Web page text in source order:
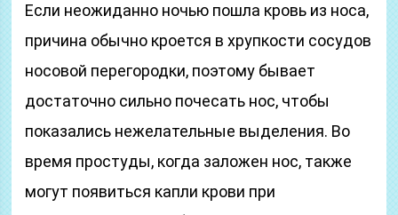
Если неожиданно ночью пошла кровь из носа,
причина обычно кроется в хрупкости сосудов
носовой перегородки, поэтому бывает
достаточно сильно почесать нос, чтобы
показались нежелательные выделения. Во
время простуды, когда заложен нос, также
могут появиться капли крови при